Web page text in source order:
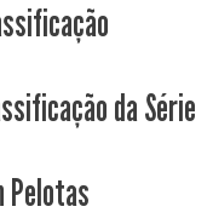
da Série
Pelotas